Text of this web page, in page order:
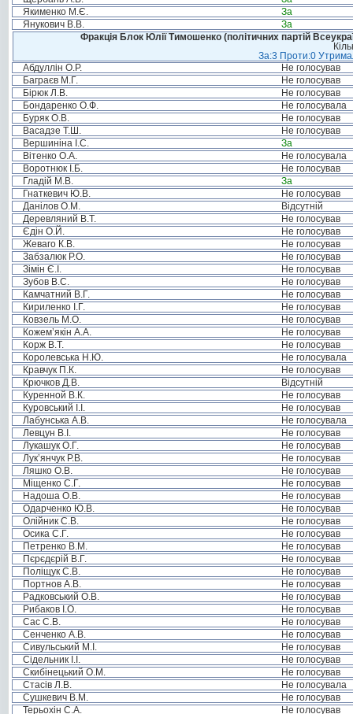
Якименко М.Є.
За
Янукович В.В.
За
Фракція Блок Юлії Тимошенко (політичних партій
За:3 Проти:0
Абдуллін О.Р.
Не голосував
Баграєв М.Г.
Не голосував
Бірюк Л.В.
Не голосував
Бондаренко О.Ф.
Не голосувала
Буряк О.В.
Не голосував
Васадзе Т.Ш.
Не голосував
Вершиніна І.С.
За
Вітенко О.А.
Не голосувала
Воротнюк І.Б.
Не голосував
Гладій М.В.
За
Гнаткевич Ю.В.
Не голосував
Данілов О.М.
Відсутній
Деревляний В.Т.
Не голосував
Єдін О.Й.
Не голосував
Жеваго К.В.
Не голосував
Забзалюк Р.О.
Не голосував
Зімін Є.І.
Не голосував
Зубов В.С.
Не голосував
Камчатний В.Г.
Не голосував
Кириленко І.Г.
Не голосував
Ковзель М.О.
Не голосував
Кожем’якін А.А.
Не голосував
Корж В.Т.
Не голосував
Королевська Н.Ю.
Не голосувала
Кравчук П.К.
Не голосував
Крючков Д.В.
Відсутній
Куренной В.К.
Не голосував
Куровський І.І.
Не голосував
Лабунська А.В.
Не голосувала
Левцун В.І.
Не голосував
Лукашук О.Г.
Не голосував
Лук’янчук Р.В.
Не голосував
Ляшко О.В.
Не голосував
Міщенко С.Г.
Не голосував
Надоша О.В.
Не голосував
Одарченко Ю.В.
Не голосував
Олійник С.В.
Не голосував
Осика С.Г.
Не голосував
Петренко В.М.
Не голосував
Пєрєдєрій В.Г.
Не голосував
Поліщук С.В.
Не голосував
Портнов А.В.
Не голосував
Радковський О.В.
Не голосував
Рибаков І.О.
Не голосував
Сас С.В.
Не голосував
Сенченко А.В.
Не голосував
Сивульський М.І.
Не голосував
Сідельник І.І.
Не голосував
Скибінецький О.М.
Не голосував
Стасів Л.В.
Не голосувала
Сушкевич В.М.
Не голосував
Терьохін С.А.
Не голосував